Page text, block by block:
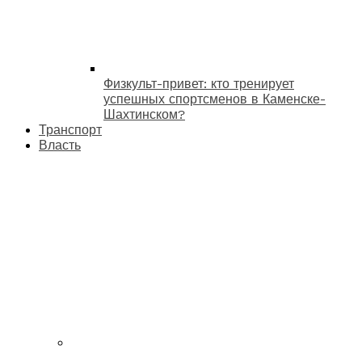
Физкульт-привет: кто тренирует
успешных спортсменов в Каменске-
Шахтинском?
Транспорт
Власть